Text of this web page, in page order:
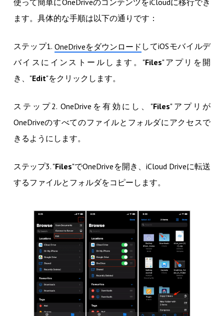
使って簡単にOneDriveのコンテンツをiCloudに移行でき
ます。具体的な手順は以下の通りです：
ステップ1. OneDriveをダウンロード してiOSモバイルデ
バイスにインストールします。"Files"アプリを開
き、"Edit"をクリックします。
ステップ2. OneDriveを有効にし、"Files"アプリが
OneDriveのすべてのファイルとフォルダにアクセスで
きるようにします。
ステップ3. "Files"でOneDriveを開き、iCloud Driveに転送
するファイルとフォルダをコピーします。